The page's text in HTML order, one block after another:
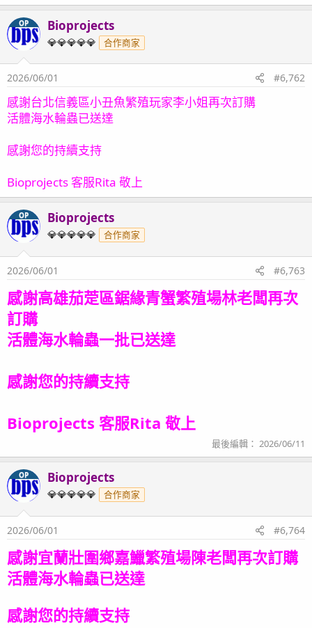
OP Bioprojects
💎💎💎💎💎 合作商家
2026/06/01 #6,762
感謝台北信義區小丑魚繁殖玩家李小姐再次訂購
活體海水輪蟲已送達
感謝您的持續支持
Bioprojects 客服Rita 敬上
OP Bioprojects
💎💎💎💎💎 合作商家
2026/06/01 #6,763
感謝高雄茄萣區鋸緣青蟹繁殖場林老闆再次
訂購
活體海水輪蟲一批已送達
感謝您的持續支持
Bioprojects 客服Rita 敬上
最後編輯： 2026/06/11
OP Bioprojects
💎💎💎💎💎 合作商家
2026/06/01 #6,764
感謝宜蘭壯圍鄉嘉鱲繁殖場陳老闆再次訂購
活體海水輪蟲已送達
感謝您的持續支持